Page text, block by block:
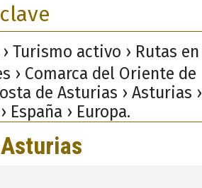
Turismo activo › Rutas en
› Comarca del Oriente de
de Asturias › Asturias ›
› Europa.